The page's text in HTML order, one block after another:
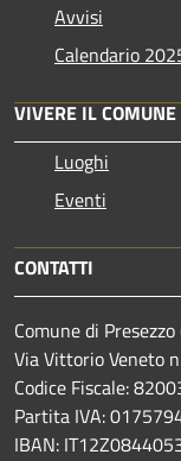
Avvisi
Calendario
VIVERE IL COMUNE
Luoghi
Eventi
CONTATTI
Comune di Presezzo
Via Vittorio Veneto
Codice Fiscale:
Partita IVA:
IBAN: